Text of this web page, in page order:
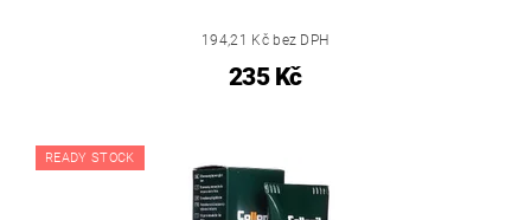
194,21 Kč bez DPH
235 Kč
READY STOCK